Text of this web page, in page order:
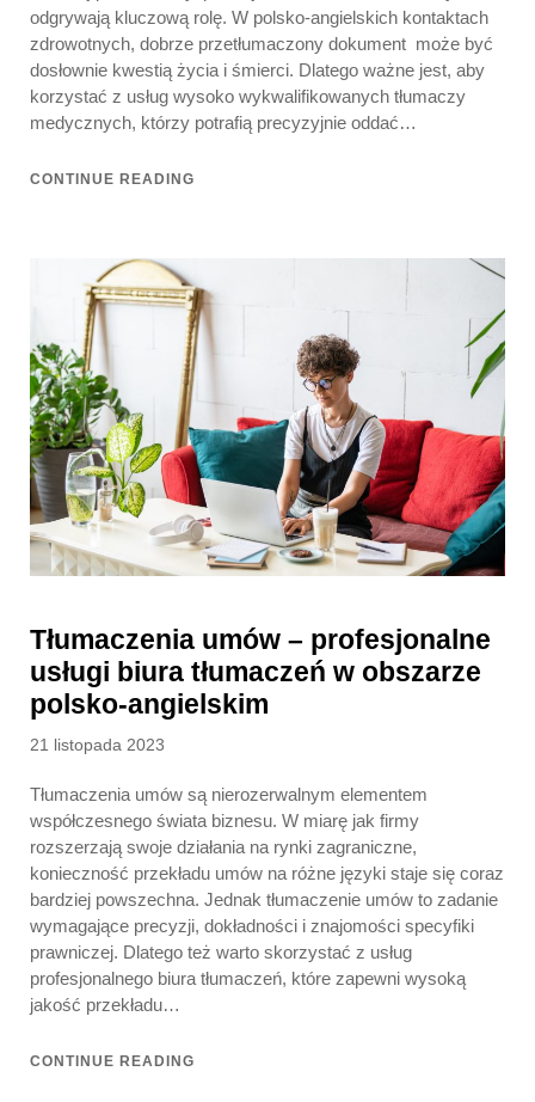
odgrywają kluczową rolę. W polsko-angielskich kontaktach
zdrowotnych, dobrze przetłumaczony dokument może być
dosłownie kwestią życia i śmierci. Dlatego ważne jest, aby
korzystać z usług wysoko wykwalifikowanych tłumaczy
medycznych, którzy potrafią precyzyjnie oddać…
CONTINUE READING
Tłumaczenia umów – profesjonalne
usługi biura tłumaczeń w obszarze
polsko-angielskim
Posted
21 listopada 2023
Tłumaczenia umów są nierozerwalnym elementem
współczesnego świata biznesu. W miarę jak firmy
rozszerzają swoje działania na rynki zagraniczne,
konieczność przekładu umów na różne języki staje się coraz
bardziej powszechna. Jednak tłumaczenie umów to zadanie
wymagające precyzji, dokładności i znajomości specyfiki
prawniczej. Dlatego też warto skorzystać z usług
profesjonalnego biura tłumaczeń, które zapewni wysoką
jakość przekładu…
CONTINUE READING